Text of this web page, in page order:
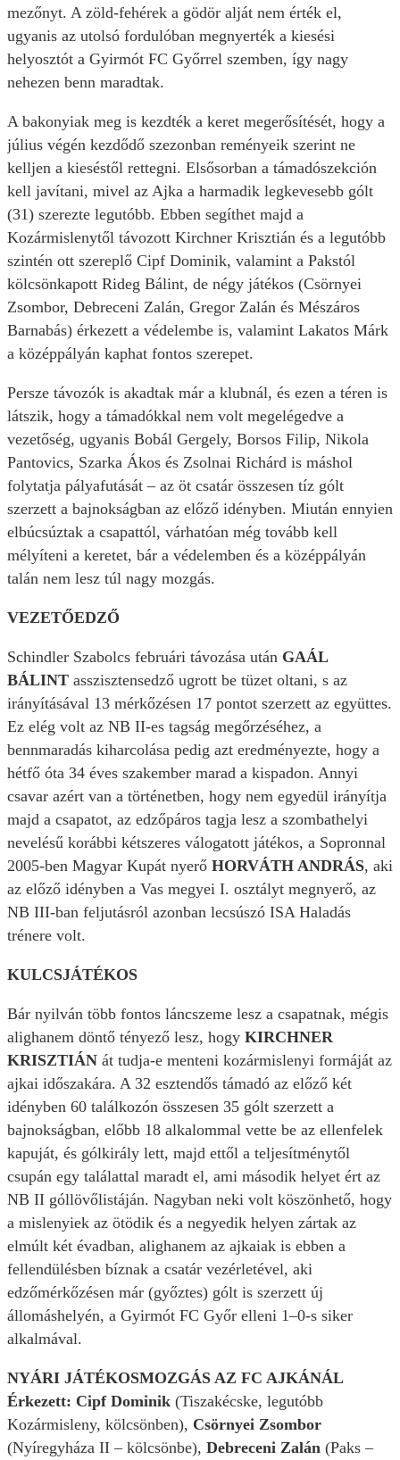
mezőnyt. A zöld-fehérek a gödör alját nem érték el,
ugyanis az utolsó fordulóban megnyerték a kiesési
helyosztót a Gyirmót FC Győrrel szemben, így nagy
nehezen benn maradtak.
A bakonyiak meg is kezdték a keret megerősítését, hogy a
július végén kezdődő szezonban reményeik szerint ne
kelljen a kieséstől rettegni. Elsősorban a támadószekción
kell javítani, mivel az Ajka a harmadik legkevesebb gólt
(31) szerezte legutóbb. Ebben segíthet majd a
Kozármislenytől távozott Kirchner Krisztián és a legutóbb
szintén ott szereplő Cipf Dominik, valamint a Pakstól
kölcsönkapott Rideg Bálint, de négy játékos (Csörnyei
Zsombor, Debreceni Zalán, Gregor Zalán és Mészáros
Barnabás) érkezett a védelembe is, valamint Lakatos Márk
a középpályán kaphat fontos szerepet.
Persze távozók is akadtak már a klubnál, és ezen a téren is
látszik, hogy a támadókkal nem volt megelégedve a
vezetőség, ugyanis Bobál Gergely, Borsos Filip, Nikola
Pantovics, Szarka Ákos és Zsolnai Richárd is máshol
folytatja pályafutását – az öt csatár összesen tíz gólt
szerzett a bajnokságban az előző idényben. Miután ennyien
elbúcsúztak a csapattól, várhatóan még tovább kell
mélyíteni a keretet, bár a védelemben és a középpályán
talán nem lesz túl nagy mozgás.
VEZETŐEDZŐ
Schindler Szabolcs februári távozása után GAÁL
BÁLINT asszisztensedző ugrott be tüzet oltani, s az
irányításával 13 mérkőzésen 17 pontot szerzett az együttes.
Ez elég volt az NB II-es tagság megőrzéséhez, a
bennmaradás kiharcolása pedig azt eredményezte, hogy a
hétfő óta 34 éves szakember marad a kispadon. Annyi
csavar azért van a történetben, hogy nem egyedül irányítja
majd a csapatot, az edzőpáros tagja lesz a szombathelyi
nevelésű korábbi kétszeres válogatott játékos, a Sopronnal
2005-ben Magyar Kupát nyerő HORVÁTH ANDRÁS, aki
az előző idényben a Vas megyei I. osztályt megnyerő, az
NB III-ban feljutásról azonban lecsúszó ISA Haladás
trénere volt.
KULCSJÁTÉKOS
Bár nyilván több fontos láncszeme lesz a csapatnak, mégis
alighanem döntő tényező lesz, hogy KIRCHNER
KRISZTIÁN át tudja-e menteni kozármislenyi formáját az
ajkai időszakára. A 32 esztendős támadó az előző két
idényben 60 találkozón összesen 35 gólt szerzett a
bajnokságban, előbb 18 alkalommal vette be az ellenfelek
kapuját, és gólkirály lett, majd ettől a teljesítménytől
csupán egy találattal maradt el, ami második helyet ért az
NB II góllövőlistáján. Nagyban neki volt köszönhető, hogy
a mislenyiek az ötödik és a negyedik helyen zártak az
elmúlt két évadban, alighanem az ajkaiak is ebben a
fellendülésben bíznak a csatár vezérletével, aki
edzőmérkőzésen már (győztes) gólt is szerzett új
állomáshelyén, a Gyirmót FC Győr elleni 1–0-s siker
alkalmával.
NYÁRI JÁTÉKOSMOZGÁS AZ FC AJKÁNÁL
Érkezett: Cipf Dominik (Tiszakécske, legutóbb
Kozármisleny, kölcsönben), Csörnyei Zsombor
(Nyíregyháza II – kölcsönbe), Debreceni Zalán (Paks –